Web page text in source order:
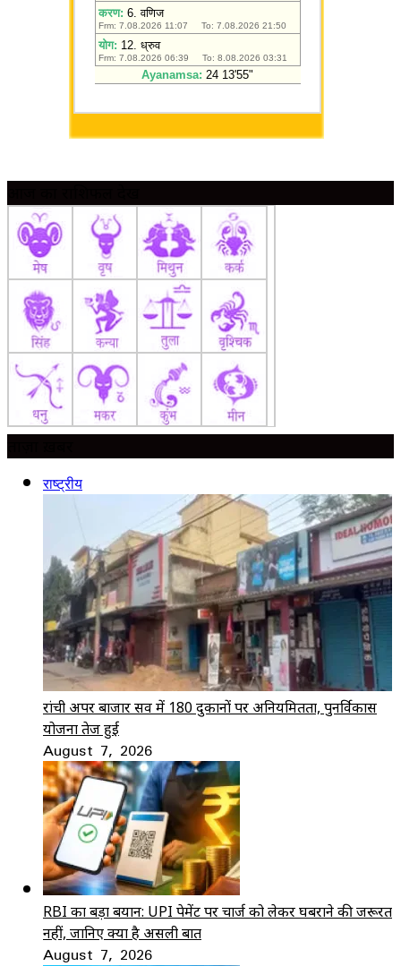
राष्ट्रीय
रांची अपर बाजार सर्वे में 180 दुकानों पर अनियमितता, पुनर्विकास
योजना तेज हुई
August 7, 2026
RBI का बड़ा बयान: UPI पेमेंट पर चार्ज को लेकर घबराने की जरूरत
नहीं, जानिए क्या है असली बात
August 7, 2026